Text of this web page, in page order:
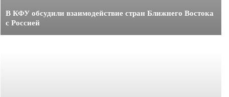
В КФУ обсудили взаимодействие стран Ближнего Востока
с Россией